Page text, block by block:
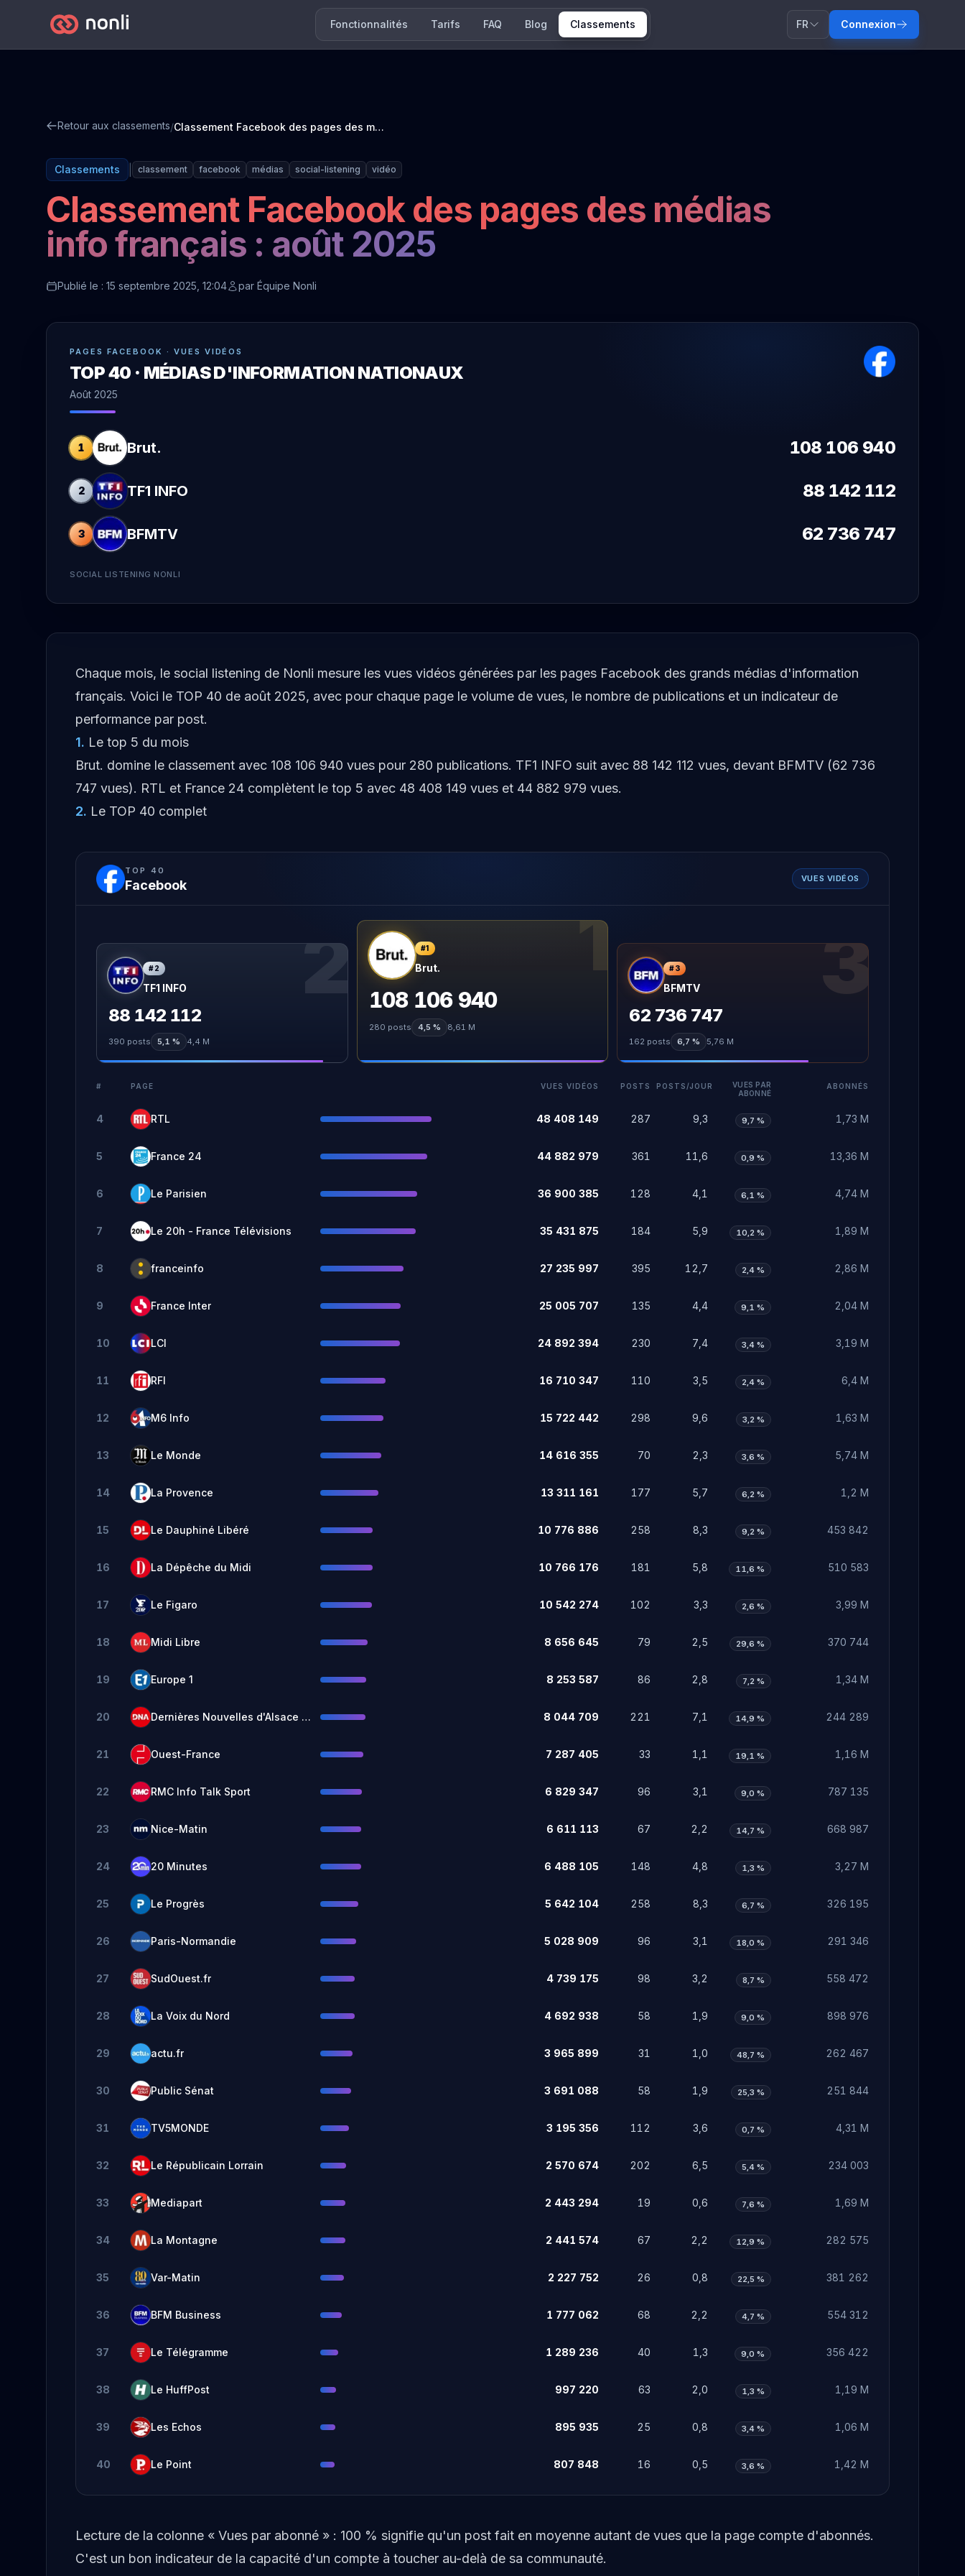
Fonctionnalités Tarifs FAQ Blog Classements FR Connexion
Retour aux classements/ Classement Facebook des pages des médias info français : août 2025
Classements classement facebook médias social-listening vidéo
Classement Facebook des pages des médias
info français : août 2025
Publié le : 15 septembre 2025, 12:04 par Équipe Nonli
PAGES FACEBOOK · VUES VIDÉOS
TOP 40 · MÉDIAS D'INFORMATION NATIONAUX
Août 2025
1 Brut. 108 106 940
2 TF1 INFO 88 142 112
3 BFMTV 62 736 747
SOCIAL LISTENING NONLI
Chaque mois, le social listening de Nonli mesure les vues vidéos générées par les pages Facebook des grands médias d'information
français. Voici le TOP 40 de août 2025, avec pour chaque page le volume de vues, le nombre de publications et un indicateur de
performance par post.
1. Le top 5 du mois
Brut. domine le classement avec 108 106 940 vues pour 280 publications. TF1 INFO suit avec 88 142 112 vues, devant BFMTV (62 736
747 vues). RTL et France 24 complètent le top 5 avec 48 408 149 vues et 44 882 979 vues.
2. Le TOP 40 complet
TOP 40
Facebook VUES VIDÉOS
1
#1
Brut.
108 106 940
280 posts 4,5 % 8,61 M
2
#2
TF1 INFO
88 142 112
390 posts 5,1 % 4,4 M
3
#3
BFMTV
62 736 747
162 posts 6,7 % 5,76 M
# PAGE VUES VIDÉOS POSTS POSTS/JOUR
VUES PAR
ABONNÉ
ABONNÉS
4 RTL 48 408 149 287 9,3 9,7 % 1,73 M
5 France 24 44 882 979 361 11,6 0,9 % 13,36 M
6 Le Parisien 36 900 385 128 4,1 6,1 % 4,74 M
7 Le 20h - France Télévisions 35 431 875 184 5,9 10,2 % 1,89 M
8 franceinfo 27 235 997 395 12,7 2,4 % 2,86 M
9 France Inter 25 005 707 135 4,4 9,1 % 2,04 M
10 LCI 24 892 394 230 7,4 3,4 % 3,19 M
11 RFI 16 710 347 110 3,5 2,4 % 6,4 M
12 M6 Info 15 722 442 298 9,6 3,2 % 1,63 M
13 Le Monde 14 616 355 70 2,3 3,6 % 5,74 M
14 La Provence 13 311 161 177 5,7 6,2 % 1,2 M
15 Le Dauphiné Libéré 10 776 886 258 8,3 9,2 % 453 842
16 La Dépêche du Midi 10 766 176 181 5,8 11,6 % 510 583
17 Le Figaro 10 542 274 102 3,3 2,6 % 3,99 M
18 Midi Libre 8 656 645 79 2,5 29,6 % 370 744
19 Europe 1 8 253 587 86 2,8 7,2 % 1,34 M
20 Dernières Nouvelles d'Alsace - DNA 8 044 709 221 7,1 14,9 % 244 289
21 Ouest-France 7 287 405 33 1,1 19,1 % 1,16 M
22 RMC Info Talk Sport 6 829 347 96 3,1 9,0 % 787 135
23 Nice-Matin 6 611 113 67 2,2 14,7 % 668 987
24 20 Minutes 6 488 105 148 4,8 1,3 % 3,27 M
25 Le Progrès 5 642 104 258 8,3 6,7 % 326 195
26 Paris-Normandie 5 028 909 96 3,1 18,0 % 291 346
27 SudOuest.fr 4 739 175 98 3,2 8,7 % 558 472
28 La Voix du Nord 4 692 938 58 1,9 9,0 % 898 976
29 actu.fr 3 965 899 31 1,0 48,7 % 262 467
30 Public Sénat 3 691 088 58 1,9 25,3 % 251 844
31 TV5MONDE 3 195 356 112 3,6 0,7 % 4,31 M
32 Le Républicain Lorrain 2 570 674 202 6,5 5,4 % 234 003
33 Mediapart 2 443 294 19 0,6 7,6 % 1,69 M
34 La Montagne 2 441 574 67 2,2 12,9 % 282 575
35 Var-Matin 2 227 752 26 0,8 22,5 % 381 262
36 BFM Business 1 777 062 68 2,2 4,7 % 554 312
37 Le Télégramme 1 289 236 40 1,3 9,0 % 356 422
38 Le HuffPost 997 220 63 2,0 1,3 % 1,19 M
39 Les Echos 895 935 25 0,8 3,4 % 1,06 M
40 Le Point 807 848 16 0,5 3,6 % 1,42 M
Lecture de la colonne « Vues par abonné » : 100 % signifie qu'un post fait en moyenne autant de vues que la page compte d'abonnés.
C'est un bon indicateur de la capacité d'un compte à toucher au-delà de sa communauté.